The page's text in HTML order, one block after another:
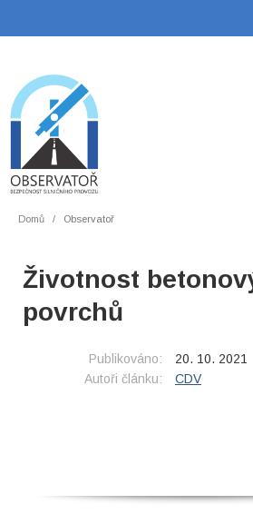
Domů Observatoř
Životnost
povrchů
Publikováno:
20. 10. 2021
Autoři článku:
CDV